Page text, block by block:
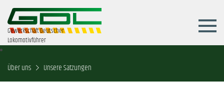
Gewerkschaft Deutscher
Lokomotivführer
Über uns Unsere Satzungen